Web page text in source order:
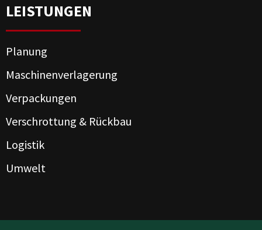
LEISTUNGEN
Planung
Maschinenverlagerung
Verpackungen
Verschrottung & Rückbau
Logistik
Umwelt